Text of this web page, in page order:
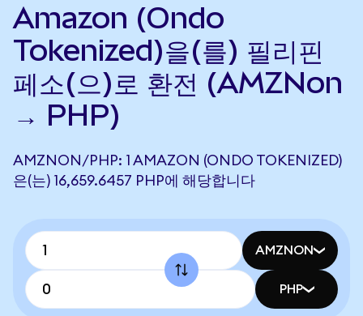
Amazon (Ondo
Tokenized)을(를) 필리핀
페소(으)로 환전 (AMZNon
→ PHP)
AMZNON/PHP: 1 AMAZON (ONDO TOKENIZED)
은(는) 16,659.6457 PHP에 해당합니다
AMZNON
PHP